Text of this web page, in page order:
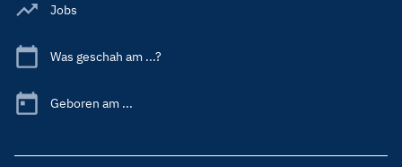
Jobs
Was geschah am ...?
Geboren am ...